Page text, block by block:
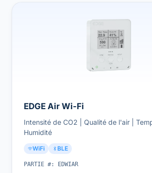
EDGE Air Wi-Fi
Intensité de CO2 | Qualité de l'air |
Humidité
WiFi BLE
PARTIE #: EDWIAR